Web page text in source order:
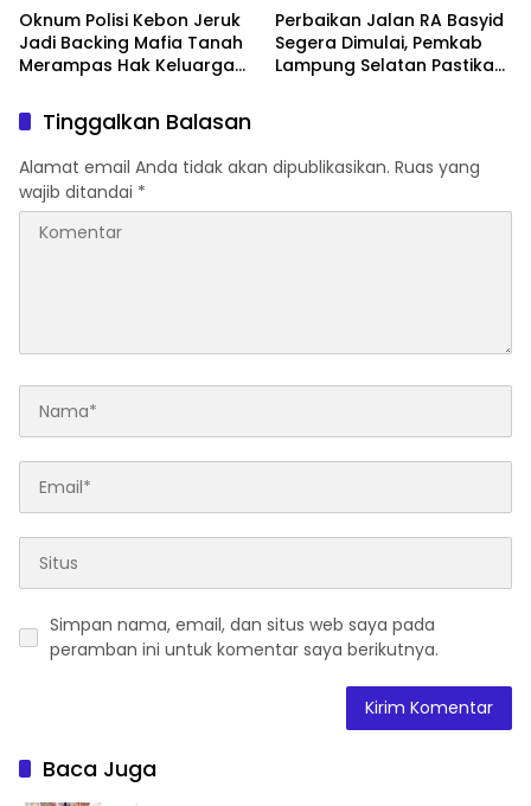
Oknum Polisi Kebon Jeruk
Jadi Backing Mafia Tanah
Merampas Hak Keluarga
Sutarman
Perbaikan Jalan RA Basyid
Segera Dimulai, Pemkab
Lampung Selatan Pastikan
Tinggalkan Balasan
Alamat email Anda tidak akan dipublikasikan. Ruas yang
wajib ditandai *
Simpan nama, email, dan situs web saya pada
peramban ini untuk komentar saya berikutnya.
Baca Juga